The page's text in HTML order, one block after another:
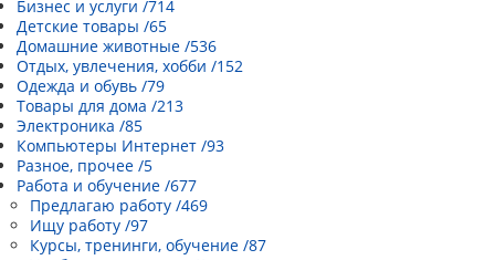
Бизнес и услуги /714
Детские товары /65
Домашние животные /536
Отдых, увлечения, хобби /152
Одежда и обувь /79
Товары для дома /213
Электроника /85
Компьютеры Интернет /93
Разное, прочее /5
Работа и обучение /677
Предлагаю работу /469
Ищу работу /97
Курсы, тренинги, обучение /87